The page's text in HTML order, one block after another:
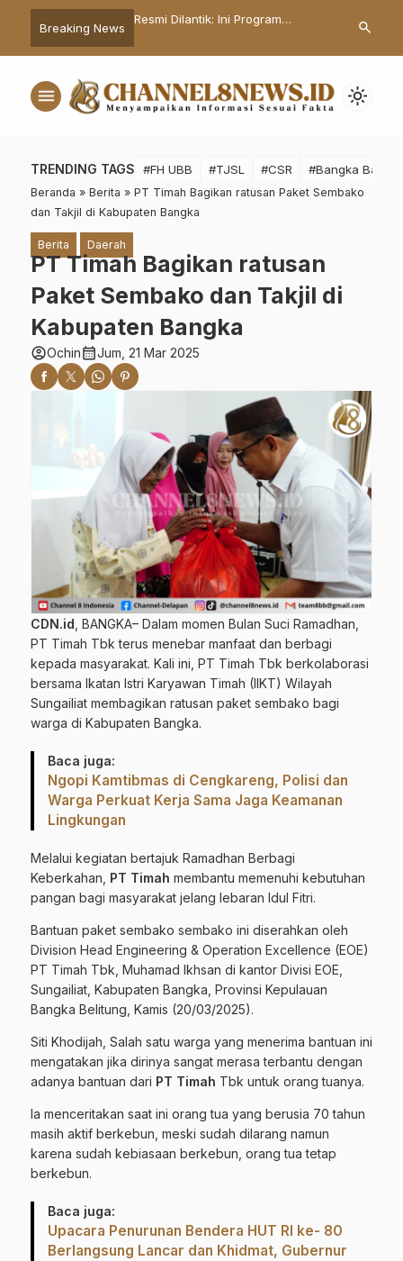
Breaking News
Antarwarga, Hasbi
Gedung
Resmi Dilantik: Ini Program
Udin-Dessy Ayutrisna
Jabatan
Apresiasi
search
menu light_mode
TRENDING TAGS #FH UBB #TJSL #CSR #Bangka Barat
Beranda » Berita » PT Timah Bagikan ratusan Paket Sembako
dan Takjil di Kabupaten Bangka
Berita Daerah
PT Timah Bagikan ratusan
Paket Sembako dan Takjil di
Kabupaten Bangka
account_circleOchincalendar_monthJum, 21 Mar 2025
CDN.id , BANGKA– Dalam momen Bulan Suci Ramadhan,
PT Timah Tbk terus menebar manfaat dan berbagi
kepada masyarakat. Kali ini, PT Timah Tbk berkolaborasi
bersama Ikatan Istri Karyawan Timah (IIKT) Wilayah
Sungailiat membagikan ratusan paket sembako bagi
warga di Kabupaten Bangka.
Baca juga:
Ngopi Kamtibmas di Cengkareng, Polisi dan
Warga Perkuat Kerja Sama Jaga Keamanan
Lingkungan
Melalui kegiatan bertajuk Ramadhan Berbagi
Keberkahan, PT Timah membantu memenuhi kebutuhan
pangan bagi masyarakat jelang lebaran Idul Fitri.
Bantuan paket sembako sembako ini diserahkan oleh
Division Head Engineering & Operation Excellence (EOE)
PT Timah Tbk, Muhamad Ikhsan di kantor Divisi EOE,
Sungailiat, Kabupaten Bangka, Provinsi Kepulauan
Bangka Belitung, Kamis (20/03/2025).
Siti Khodijah, Salah satu warga yang menerima bantuan ini
mengatakan jika dirinya sangat merasa terbantu dengan
adanya bantuan dari PT Timah Tbk untuk orang tuanya.
Ia menceritakan saat ini orang tua yang berusia 70 tahun
masih aktif berkebun, meski sudah dilarang namun
karena sudah kebiasaan berkebun, orang tua tetap
berkebun.
Baca juga:
Upacara Penurunan Bendera HUT RI ke- 80
Berlangsung Lancar dan Khidmat, Gubernur